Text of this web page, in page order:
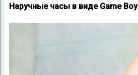
Наручные часы в виде Game Boy